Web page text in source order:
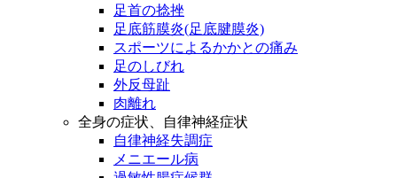
足首の捻挫
足底筋膜炎(足底腱膜炎)
スポーツによるかかとの痛み
足のしびれ
外反母趾
肉離れ
全身の症状、自律神経症状
自律神経失調症
メニエール病